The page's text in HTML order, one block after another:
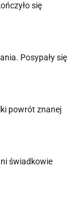
się
Posypały się
powrót znanej
świadkowie